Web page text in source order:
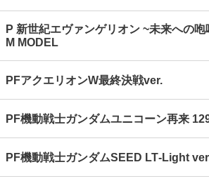
P 新世紀エヴァンゲリオン ~未来への咆
M MODEL
PFアクエリオンW最終決戦ver.
PF機動戦士ガンダムユニコーン再来
PF機動戦士ガンダムSEED LT‐Light